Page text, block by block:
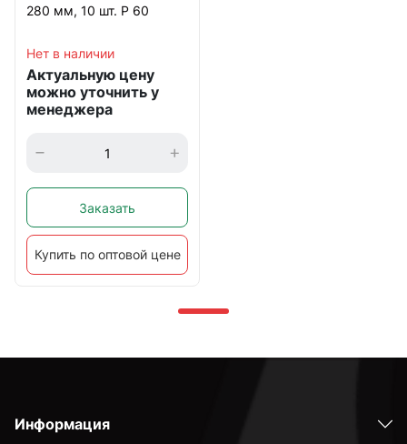
280 мм, 10 шт. Р 60
Нет в наличии
Актуальную цену
можно уточнить у
менеджера
Заказать
Купить по оптовой цене
Информация